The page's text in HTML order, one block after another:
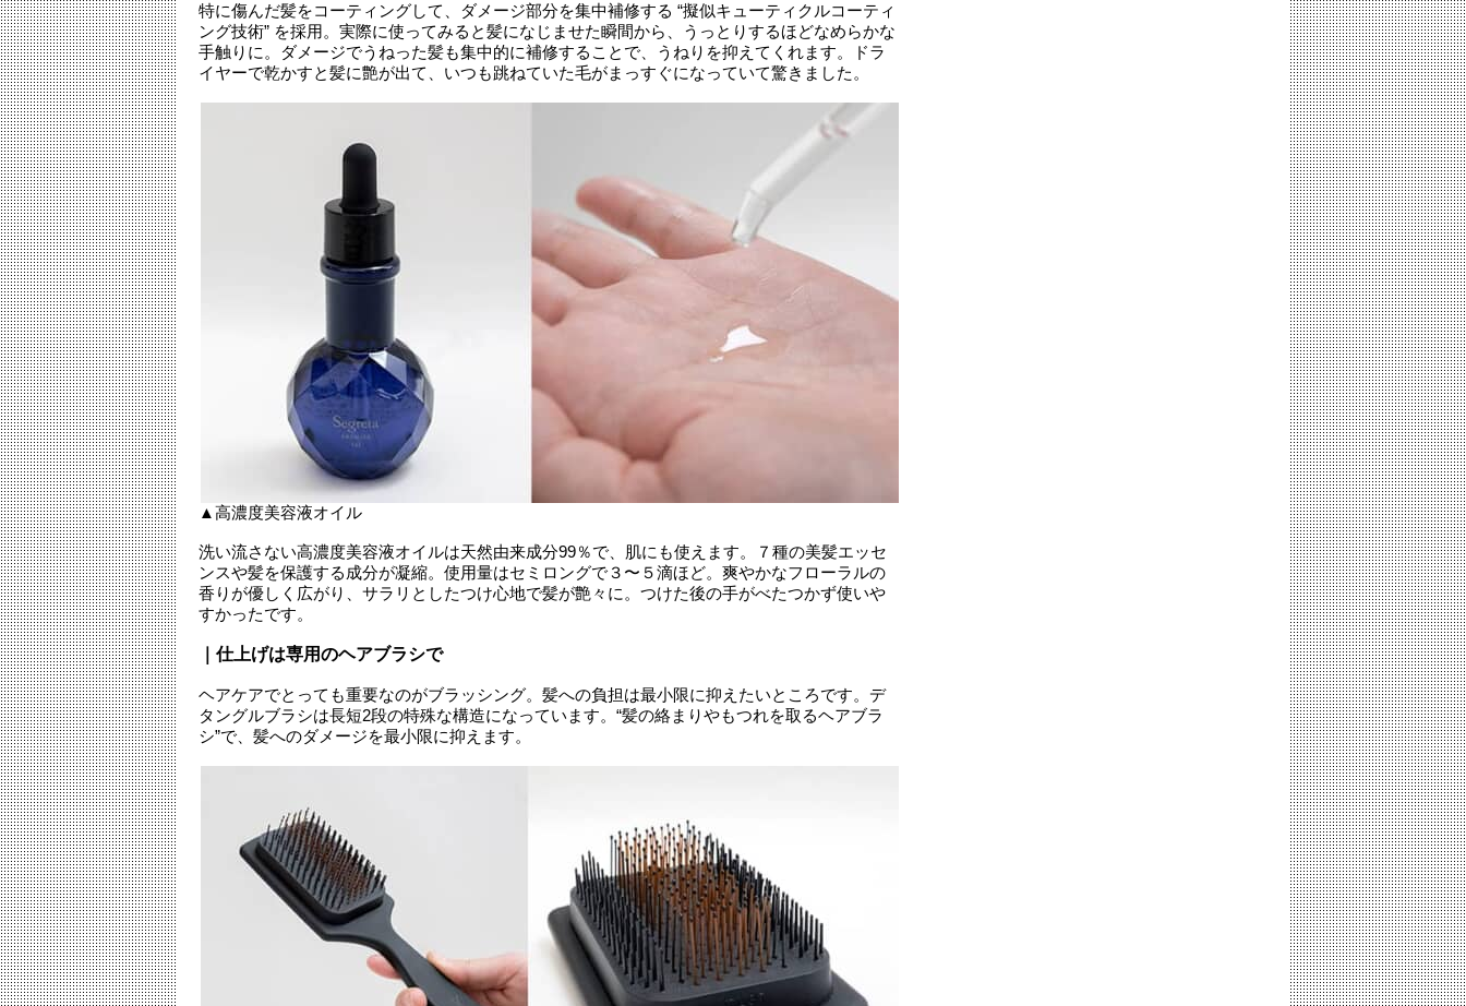
特に傷んだ髪をコーティングして、ダメージ部分を集中補修する “擬似キューティクルコーティ
ング技術” を採用。実際に使ってみると髪になじませた瞬間から、うっとりするほどなめらかな
手触りに。ダメージでうねった髪も集中的に補修することで、うねりを抑えてくれます。ドラ
イヤーで乾かすと髪に艶が出て、いつも跳ねていた毛がまっすぐになっていて驚きました。
▲高濃度美容液オイル
洗い流さない高濃度美容液オイルは天然由来成分99％で、肌にも使えます。７種の美髪エッセ
ンスや髪を保護する成分が凝縮。使用量はセミロングで３〜５滴ほど。爽やかなフローラルの
香りが優しく広がり、サラリとしたつけ心地で髪が艶々に。つけた後の手がべたつかず使いや
すかったです。
｜仕上げは専用のヘアブラシで
ヘアケアでとっても重要なのがブラッシング。髪への負担は最小限に抑えたいところです。デ
タングルブラシは長短2段の特殊な構造になっています。“髪の絡まりやもつれを取るヘアブラ
シ”で、髪へのダメージを最小限に抑えます。